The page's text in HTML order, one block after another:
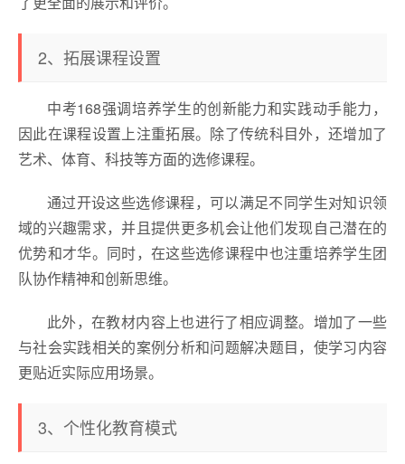
2、拓展课程设置
中考168强调培养学生的创新能力和实践动手能力，
因此在课程设置上注重拓展。除了传统科目外，还增加了
艺术、体育、科技等方面的选修课程。
通过开设这些选修课程，可以满足不同学生对知识领
域的兴趣需求，并且提供更多机会让他们发现自己潜在的
优势和才华。同时，在这些选修课程中也注重培养学生团
队协作精神和创新思维。
此外，在教材内容上也进行了相应调整。增加了一些
与社会实践相关的案例分析和问题解决题目，使学习内容
更贴近实际应用场景。
3、个性化教育模式